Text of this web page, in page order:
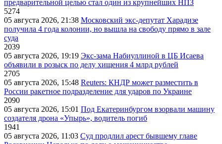
предварительной целью стал один из крупнейших НПЗ
5274
05 августа 2026, 21:38 Московский экс-депутат Харадизе
получила 4 года колонии, но вышла на свободу прямо в зале
суда
2039
05 августа 2026, 19:19 Экс-зама Набиуллиной в ЦБ Исаева
объявили в розыск по делу хищения 4 млрд рублей
2705
05 августа 2026, 15:48 Reuters: КНДР может разместить в
России ракетное подразделение для ударов по Украине
2090
05 августа 2026, 15:01 Под Екатеринбургом взорвали машину
создателя дрона «Упырь», водитель погиб
1941
05 августа 2026, 11:03 Суд продлил арест бывшему главе